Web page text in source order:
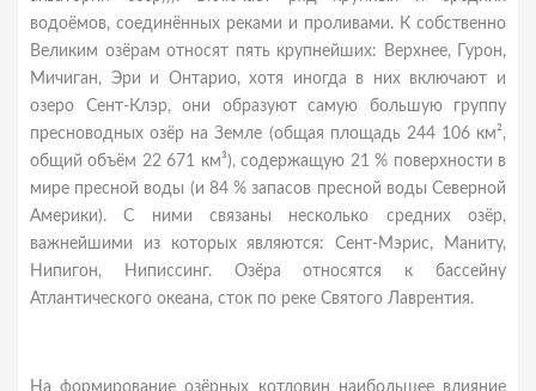
водоёмов, соединённых реками и проливами. К собственно
Великим озёрам относят пять крупнейших: Верхнее, Гурон,
Мичиган, Эри и Онтарио, хотя иногда в них включают и
озеро Сент-Клэр, они образуют самую большую группу
пресноводных озёр на Земле (общая площадь 244 106 км²,
общий объём 22 671 км³), содержащую 21 % поверхности в
мире пресной воды (и 84 % запасов пресной воды Северной
Америки). С ними связаны несколько средних озёр,
важнейшими из которых являются: Сент-Мэрис, Маниту,
Нипигон, Ниписсинг. Озёра относятся к бассейну
Атлантического океана, сток по реке Святого Лаврентия.
На формирование озёрных котловин наибольшее влияние